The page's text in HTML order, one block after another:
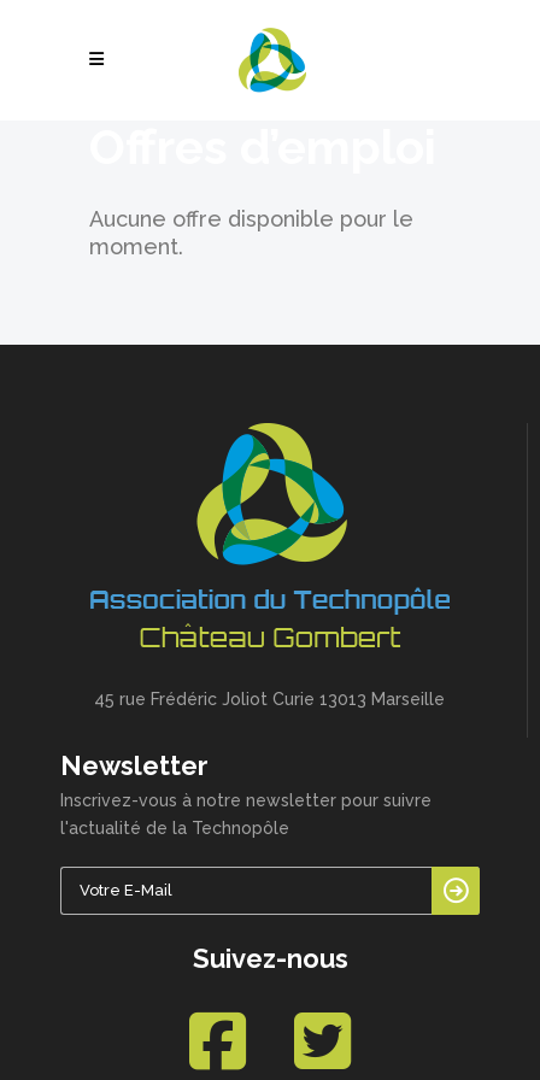
Aucune offre disponible pour le
moment.
45 rue Frédéric Joliot Curie 13013 Marseille
Newsletter
Inscrivez-vous à notre newsletter pour suivre
l'actualité de la Technopôle
Suivez-nous